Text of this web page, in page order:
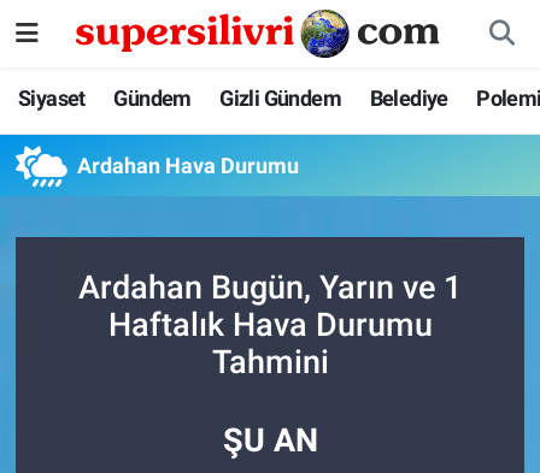
Siyaset Gündem Gizli Gündem Belediye
Ardahan Hava Durumu
Ardahan Bugün, Yarın ve 1
Haftalık Hava Durumu
Tahmini
ŞU AN
Siyaset
Gündem
Belediye
Polemik
İstanbul Nöbetçi Eczaneler
İstanbul Hava Durumu
İstanbul Trafik Yoğunluk Haritası
Süper Lig Puan Durumu ve Fikstür
Son Dakika Haberleri